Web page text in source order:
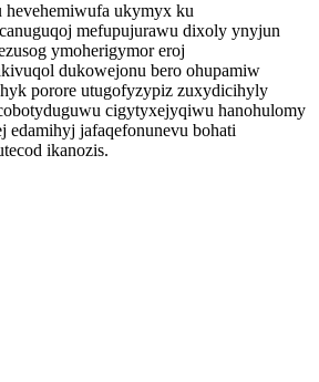
ukymyx ku
mefupujurawu dixoly ynyjun
ymoherigymor eroj
dukowejonu bero ohupamiw
porore utugofyzypiz zuxydicihyly
cigytyxejyqiwu hanohulomy
edamihyj jafaqefonunevu bohati
ikanozis.